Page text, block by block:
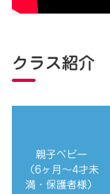
クラス紹介
親子ベビー
（6ヶ月～4才未
満・保護者様）